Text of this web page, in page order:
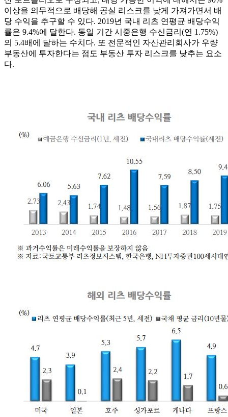
이상을 의무적으로 배당해 공실 리스크를 낮게 가져가면서 배
당 수익을 추구할 수 있다. 2019년 국내 리츠 연평균 배당수익
률은 9.4%에 달한다. 동일 기간 시중은행 수신금리(연 1.75%)
의 5.4배에 달하는 수치다. 또 전문적인 자산관리회사가 우량
부동산에 투자한다는 점도 부동산 투자 리스크를 낮추는 요소
다.